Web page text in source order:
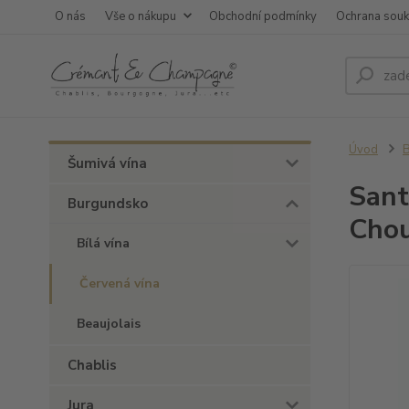
O nás Vše o nákupu Obchodní podmínky Ochrana
Šumivá vína
Burgundsko
Bílá vína
Červená vína
Beaujolais
Chablis
Jura
Úvod